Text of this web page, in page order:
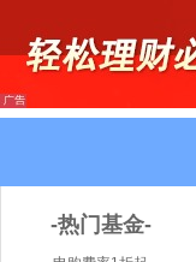
-热门基金-